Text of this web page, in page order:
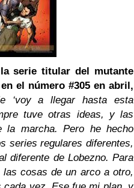
serie titular del mutante
el número #305 en abril,
‘voy a llegar hasta esta
tuve otras ideas, y las
la marcha. Pero he hecho
series regulares diferentes,
diferente de Lobezno. Para
cosas de un arco a otro,